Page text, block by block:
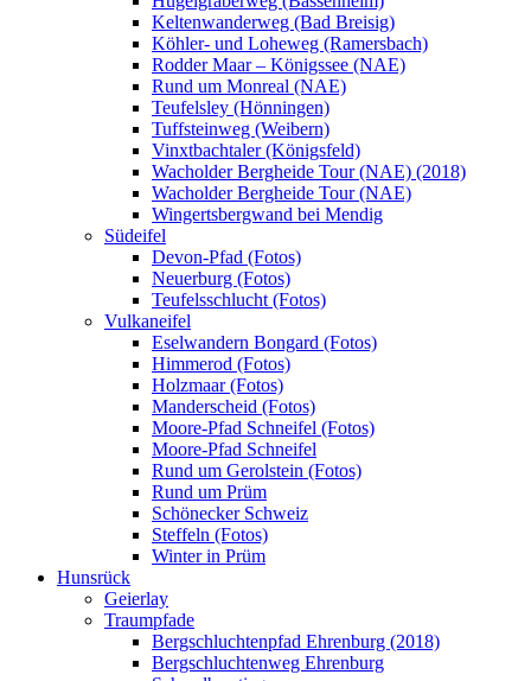
Keltenwanderweg (Bad Breisig)
Köhler- und Loheweg (Ramersbach)
Rodder Maar – Königssee (NAE)
Rund um Monreal (NAE)
Teufelsley (Hönningen)
Tuffsteinweg (Weibern)
Vinxtbachtaler (Königsfeld)
Wacholder Bergheide Tour (NAE) (2018)
Wacholder Bergheide Tour (NAE)
Wingertsbergwand bei Mendig
Südeifel
Devon-Pfad (Fotos)
Neuerburg (Fotos)
Teufelsschlucht (Fotos)
Vulkaneifel
Eselwandern Bongard (Fotos)
Himmerod (Fotos)
Holzmaar (Fotos)
Manderscheid (Fotos)
Moore-Pfad Schneifel (Fotos)
Moore-Pfad Schneifel
Rund um Gerolstein (Fotos)
Rund um Prüm
Schönecker Schweiz
Steffeln (Fotos)
Winter in Prüm
Hunsrück
Geierlay
Traumpfade
Bergschluchtenpfad Ehrenburg (2018)
Bergschluchtenweg Ehrenburg